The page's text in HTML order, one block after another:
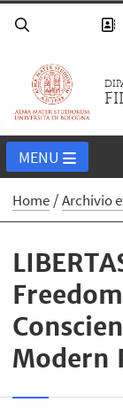
MENU
Home Archivio
Modern